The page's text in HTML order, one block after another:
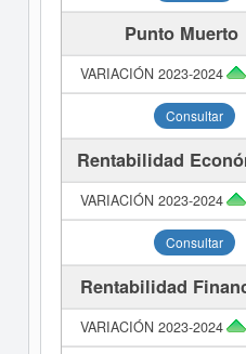
Punto Muerto
Consultar
Rentabilidad
Consultar
Rentabilidad